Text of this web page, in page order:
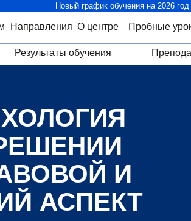
Новый график обучения на 2026 год
Результаты обучения
Пробные
О центре
Направления
И
АСПЕКТ